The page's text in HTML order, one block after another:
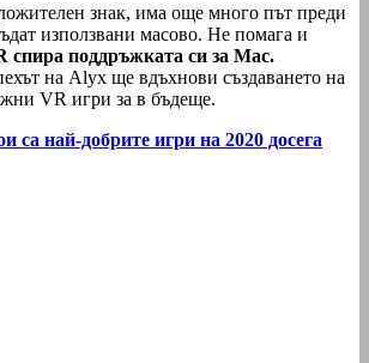
знак, има още много път преди
използвани масово. Не помага и
спира поддръжката си за Mac.
на Alyx ще вдъхнови създаването на
VR игри за в бъдеще.
са най-добрите игри на 2020 досега